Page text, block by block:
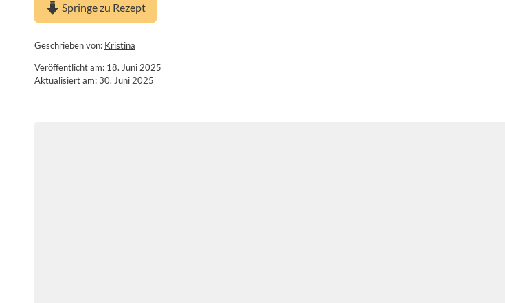
Springe zu Rezept
Geschrieben von: Kristina
Veröffentlicht am: 18. Juni 2025
Aktualisiert am: 30. Juni 2025